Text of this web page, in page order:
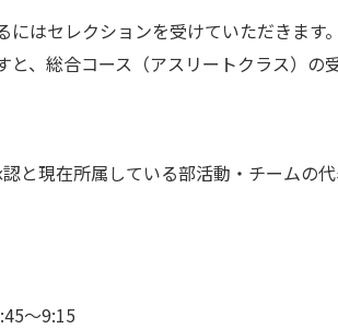
はセレクションを受けていただきます。
、総合コース（アスリートクラス）の
と現在所属している部活動・チームの
～9:15